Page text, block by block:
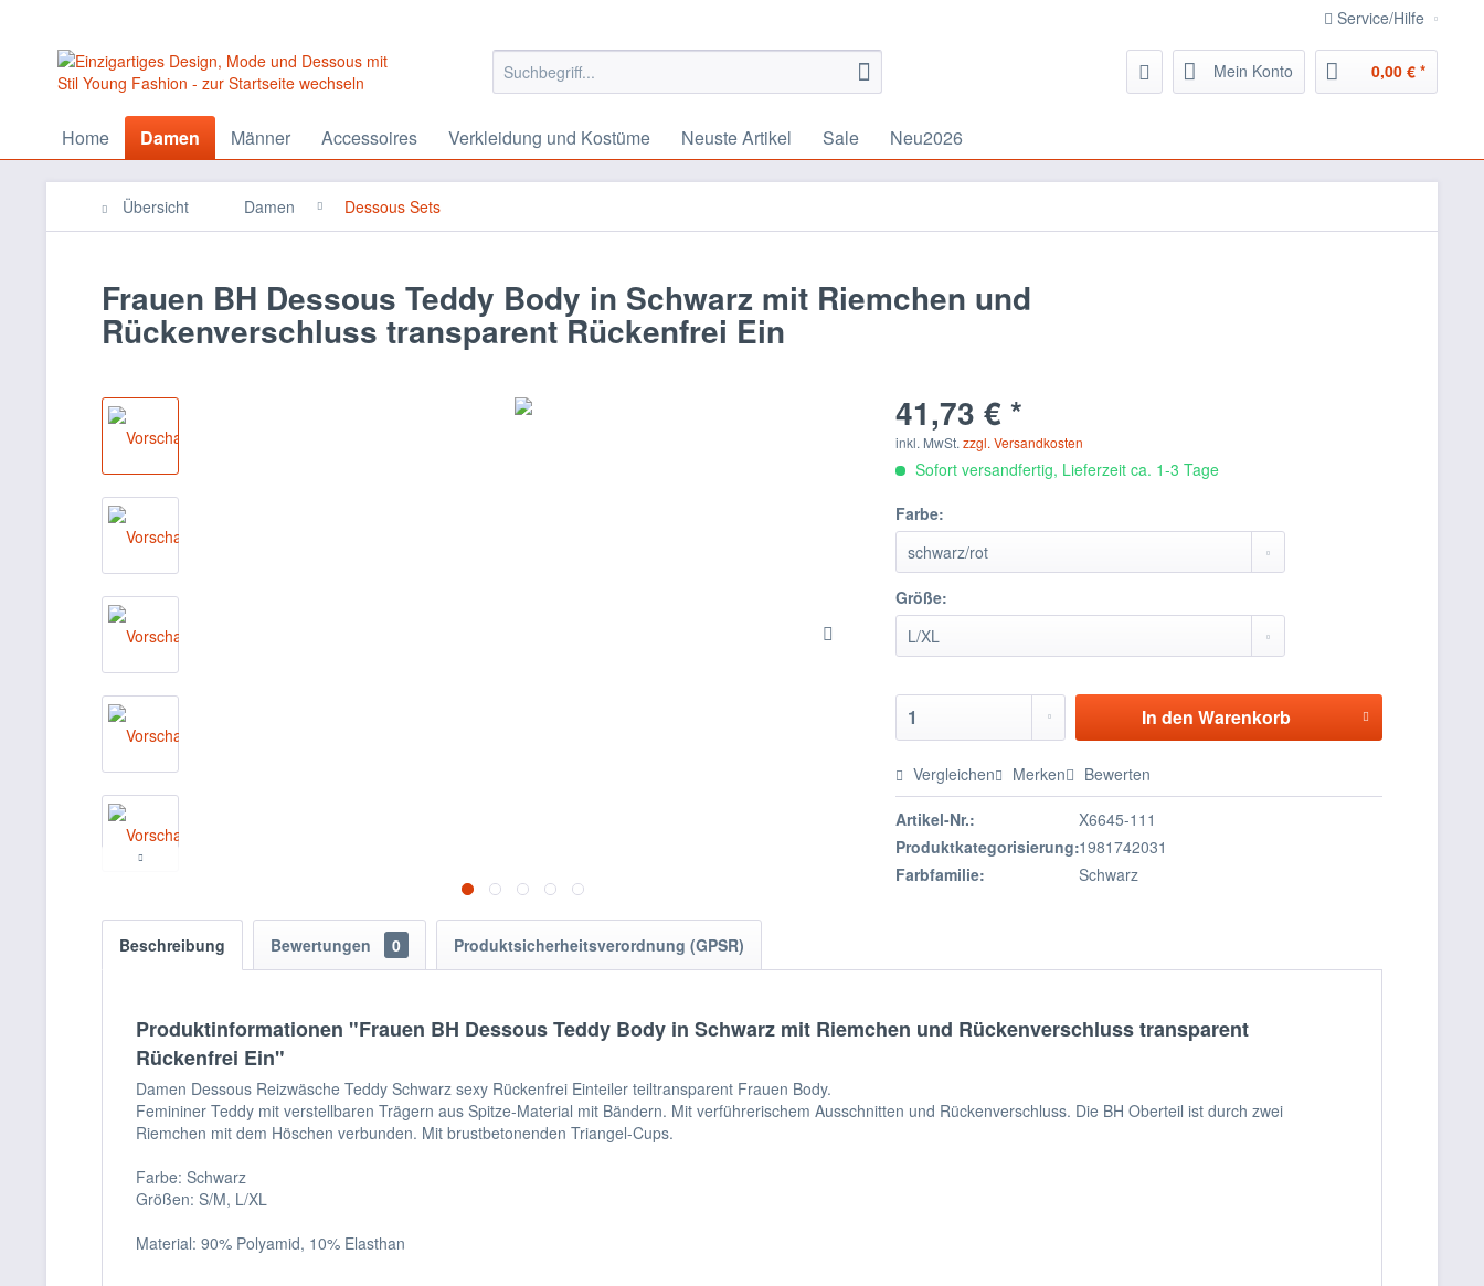
Service/Hilfe
Mein Konto 0,00 € *
Home Damen Männer Accessoires Verkleidung und Kostüme Neuste Artikel Sale Neu2026
Übersicht Damen Dessous Sets
Frauen BH Dessous Teddy Body in Schwarz mit Riemchen und
Rückenverschluss transparent Rückenfrei Ein
41,73 € *
inkl. MwSt.zzgl. Versandkosten
Sofort versandfertig, Lieferzeit ca. 1-3 Tage
Farbe:
Größe:
In den Warenkorb
Vergleichen Merken Bewerten
Artikel-Nr.:
X6645-111
Produktkategorisierung:1981742031
Farbfamilie:
Schwarz
Beschreibung Bewertungen 0 Produktsicherheitsverordnung (GPSR)
Produktinformationen "Frauen BH Dessous Teddy Body in Schwarz mit Riemchen und Rückenverschluss transparent
Rückenfrei Ein"
Damen Dessous Reizwäsche Teddy Schwarz sexy Rückenfrei Einteiler teiltransparent Frauen Body.
Femininer Teddy mit verstellbaren Trägern aus Spitze-Material mit Bändern. Mit verführerischem Ausschnitten und Rückenverschluss. Die BH Oberteil ist durch zwei
Riemchen mit dem Höschen verbunden. Mit brustbetonenden Triangel-Cups.
Farbe: Schwarz
Größen: S/M, L/XL
Material: 90% Polyamid, 10% Elasthan